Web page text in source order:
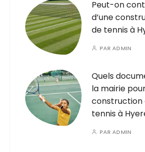
Peut-on
d’une
de tennis à
PARADMIN
Quels
la mairie
construction
tennis à
PARADMIN